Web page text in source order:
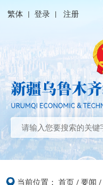
繁体 | 登录 | 注册
当前位置： 首页 /要闻 /